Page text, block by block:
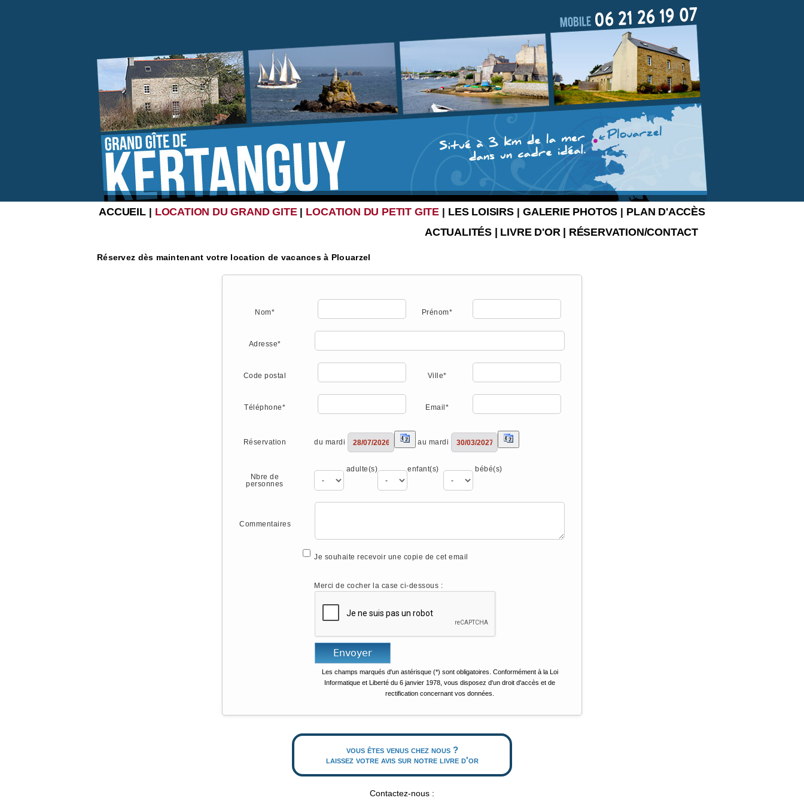
ACCUEIL| LOCATION DU GRAND GITE| LOCATION DU PETIT GITE | LES LOISIRS| GALERIE PHOTOS | PLAN D'ACCÈS
ACTUALITÉS| LIVRE D'OR| RÉSERVATION/CONTACT
Réservez dès maintenant votre location de vacances à Plouarzel
Nom* Prénom*
Adresse*
Code postal Ville*
Téléphone* Email*
Réservation du mardi au mardi
Nbre de
personnes
adulte(s) enfant(s) bébé(s)
Commentaires
Je souhaite recevoir une copie de cet email
Merci de cocher la case ci-dessous :
Les champs marqués d'un astérisque (*) sont obligatoires. Conformément à la Loi
Informatique et Liberté du 6 janvier 1978, vous disposez d'un droit d'accès et de
rectification concernant vos données.
vous êtes venus chez nous ?
laissez votre avis sur notre livre d'or
Contactez-nous :